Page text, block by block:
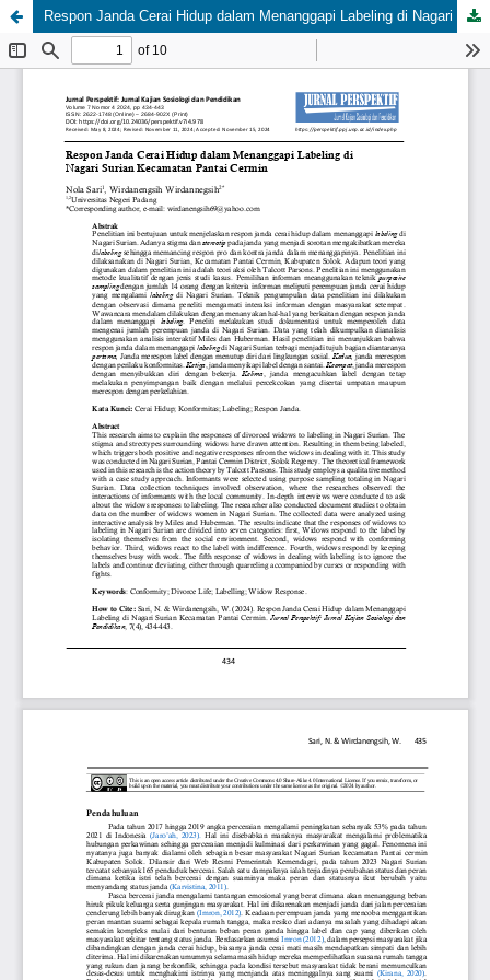
Respon Janda Cerai Hidup dalam Menanggapi Labeling di Nagari Surian Kecamatan Pantai Cermin